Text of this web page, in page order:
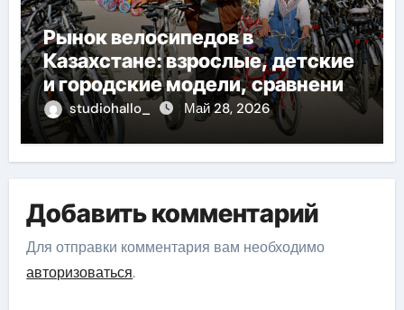
Рынок велосипедов в
Казахстане: взрослые, детские
и городские модели, сравнение
цен и варианты оплаты
studiohallo_ Май 28, 2026
Добавить комментарий
Для отправки комментария вам необходимо
авторизоваться.